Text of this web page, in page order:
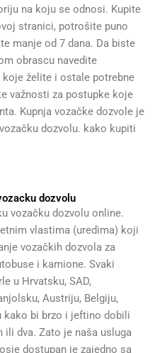
na koju se odnosi. Kupite
stranici, potrošite puno
manje od 7 dana. Da biste
obrascu navedite
želite i ostale potrebne
važnosti za postupke koje
Kupnja vozačke dozvole je
dozvolu. kako kupiti
dozvolu
vozačku dozvolu online.
vlastima (uredima) koji
vozačkih dozvola za
i kamione. Svaki
u Hrvatsku, SAD,
Austriju, Belgiju,
kako bi brzo i jeftino dobili
ili dva. Zato je naša usluga
dostupan je zajedno sa